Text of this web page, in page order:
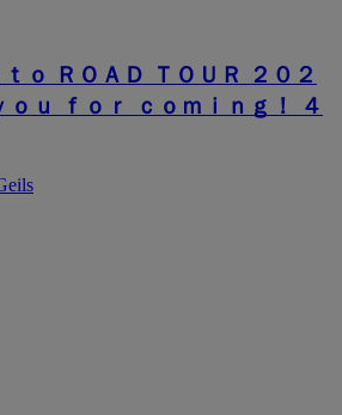
ｏ ＲＯＡＤ ＴＯＵＲ ２０２
ｏｕ ｆｏｒ ｃｏｍｉｎｇ！ ４